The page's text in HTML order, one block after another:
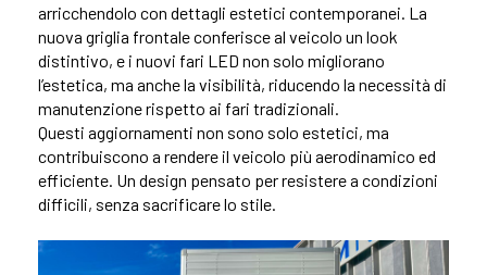
arricchendolo con dettagli estetici contemporanei. La
nuova griglia frontale conferisce al veicolo un look
distintivo, e i nuovi fari LED non solo migliorano
l’estetica, ma anche la visibilità, riducendo la necessità di
manutenzione rispetto ai fari tradizionali.
Questi aggiornamenti non sono solo estetici, ma
contribuiscono a rendere il veicolo più aerodinamico ed
efficiente. Un design pensato per resistere a condizioni
difficili, senza sacrificare lo stile.